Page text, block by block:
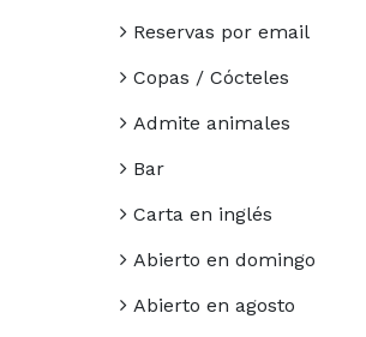
Reservas por email
Copas / Cócteles
Admite animales
Bar
Carta en inglés
Abierto en domingo
Abierto en agosto